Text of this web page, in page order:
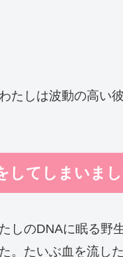
たしは波動の高い
してしまいま
しのDNAに眠る野
。たいぶ血を流し